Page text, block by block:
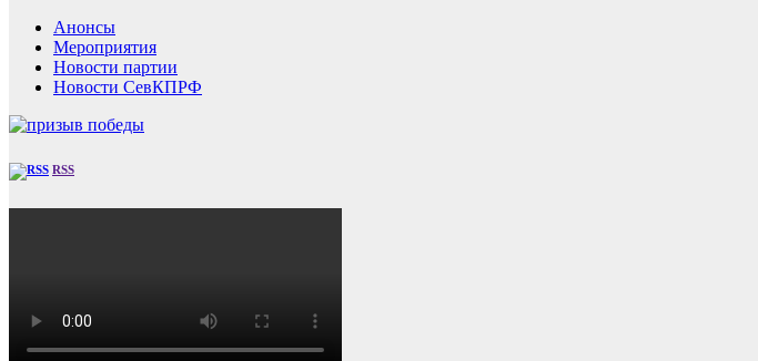
Анонсы
Мероприятия
Новости партии
Новости СевКПРФ
RSS